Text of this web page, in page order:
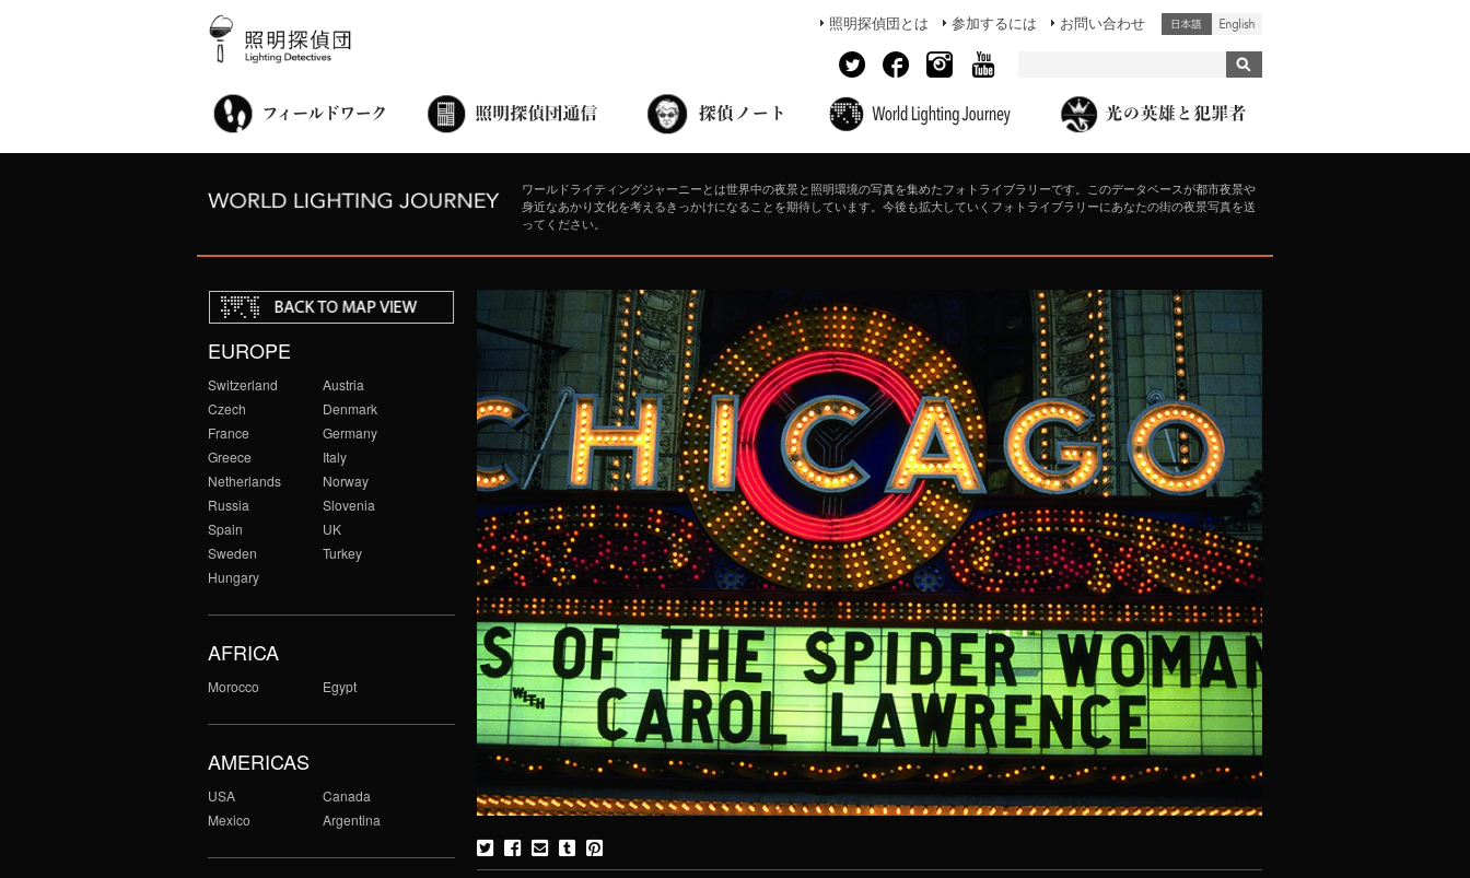
照明探偵団とは 参加するには お問い合わせ
ワールドライティングジャーニーとは世界中の夜景と照明環境の写真を集めたフォトライブラリーです。このデータベースが都市夜景や
身近なあかり文化を考えるきっかけになることを期待しています。今後も拡大していくフォトライブラリーにあなたの街の夜景写真を送
ってください。
EUROPE
Switzerland
Austria
Czech
Denmark
France
Germany
Greece
Italy
Netherlands
Norway
Russia
Slovenia
Spain
UK
Sweden
Turkey
Hungary
AFRICA
Morocco Egypt
AMERICAS
USA
Canada
Mexico
Argentina